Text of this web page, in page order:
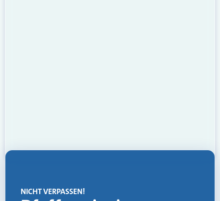
NICHT VERPASSEN!